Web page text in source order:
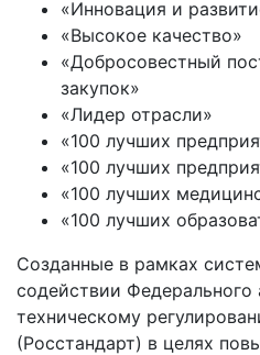
«Инновация и
«Высокое качество»
«Добросовестный
закупок»
«Лидер отрасли»
«100 лучших
«100 лучших
«100 лучших
«100 лучших
Созданные в рамках
содействии Федерального
техническому
(Росстандарт) в целях